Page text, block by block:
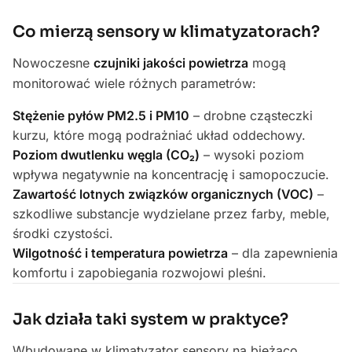
Co mierzą sensory w klimatyzatorach?
Nowoczesne czujniki jakości powietrza mogą
monitorować wiele różnych parametrów:
Stężenie pyłów PM2.5 i PM10 – drobne cząsteczki
kurzu, które mogą podrażniać układ oddechowy.
Poziom dwutlenku węgla (CO₂) – wysoki poziom
wpływa negatywnie na koncentrację i samopoczucie.
Zawartość lotnych związków organicznych (VOC) –
szkodliwe substancje wydzielane przez farby, meble,
środki czystości.
Wilgotność i temperatura powietrza – dla zapewnienia
komfortu i zapobiegania rozwojowi pleśni.
Jak działa taki system w praktyce?